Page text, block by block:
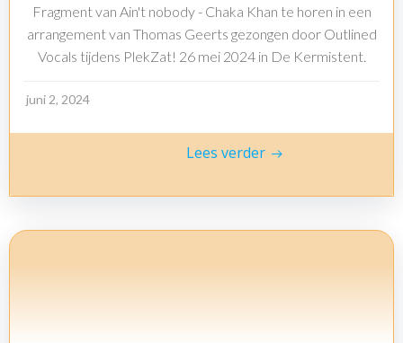
Fragment van Ain't nobody - Chaka Khan te horen in een
arrangement van Thomas Geerts gezongen door Outlined
Vocals tijdens PlekZat! 26 mei 2024 in De Kermistent.
juni 2, 2024
Lees verder